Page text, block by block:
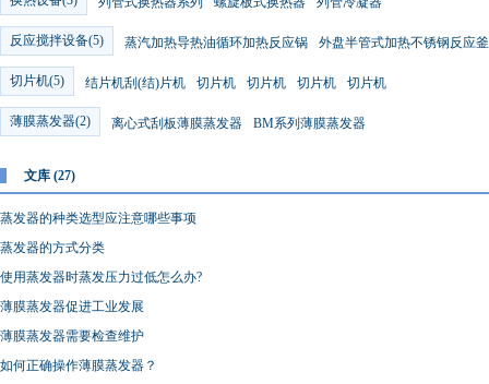
反应搅拌设备(5) 蒸汽加热导热油循环加热反应锅 外盘半管式加热不锈钢反应釜
切片机(5) 结片机刮(结)片机 切片机 切片机 切片机 切片机
薄膜蒸发器(2) 离心式刮板薄膜蒸发器 BM系列薄膜蒸发器
文库 (27)
蒸发器的种类选型应注意哪些事项
蒸发器的方式分类
使用蒸发器时蒸发压力过低怎么办?
薄膜蒸发器促进工业发展
薄膜蒸发器需要检查维护
如何正确操作薄膜蒸发器？